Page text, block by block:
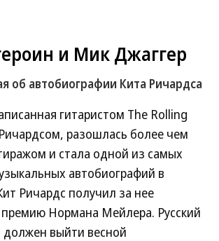
и Мик Джаггер
об автобиографии Кита Ричардса
гитаристом The Rolling
разошлась более чем
и стала одной из самых
автобиографий в
Ричардс получил за нее
Нормана Мейлера. Русский
должен выйти весной